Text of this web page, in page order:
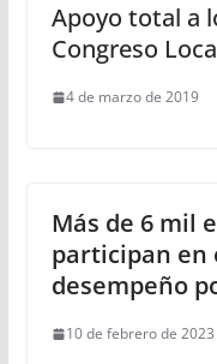
Apoyo total a
Congreso
4 de marzo de 2019
Más de 6 mil
participan en
desempeño
10 de febrero de 2023